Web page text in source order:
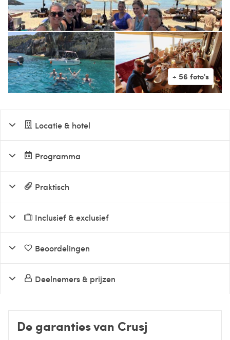
Locatie & hotel
Programma
Praktisch
Inclusief & exclusief
Beoordelingen
Deelnemers & prijzen
De garanties van Crusj